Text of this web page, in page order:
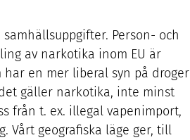
Person- och
av narkotika inom EU är
en mer liberal syn på droger
gäller narkotika, inte minst
från t. ex. illegal vapenimport,
Vårt geografiska läge ger, till